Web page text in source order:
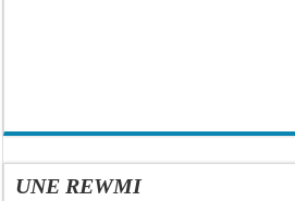
UNE REWMI